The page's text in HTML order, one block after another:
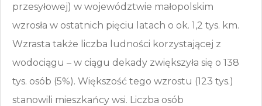
przesyłowej) w województwie małopolskim
wzrosła w ostatnich pięciu latach o ok. 1,2 tys. km.
Wzrasta także liczba ludności korzystającej z
wodociągu – w ciągu dekady zwiększyła się o 138
tys. osób (5%). Większość tego wzrostu (123 tys.)
stanowili mieszkańcy wsi. Liczba osób